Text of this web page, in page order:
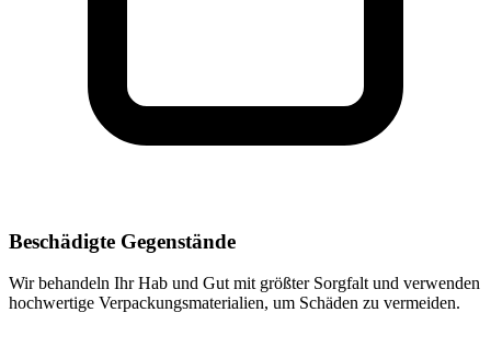
Beschädigte Gegenstände
Wir behandeln Ihr Hab und Gut mit größter Sorgfalt und verwenden
hochwertige Verpackungsmaterialien, um Schäden zu vermeiden.